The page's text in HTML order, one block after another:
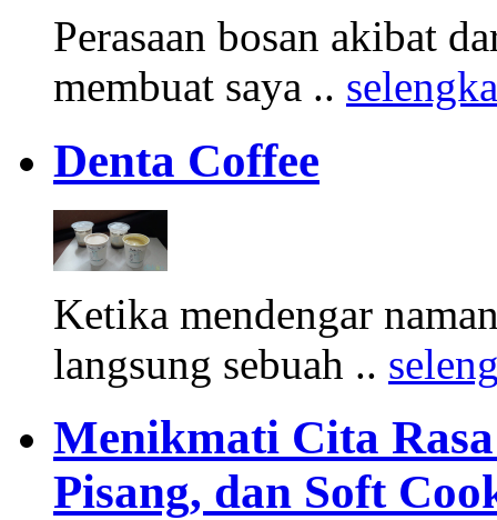
Perasaan bosan akibat
membuat saya ..
Denta Coffee
Ketika mendengar
langsung sebuah ..
Menikmati Cita
Pisang, dan Soft